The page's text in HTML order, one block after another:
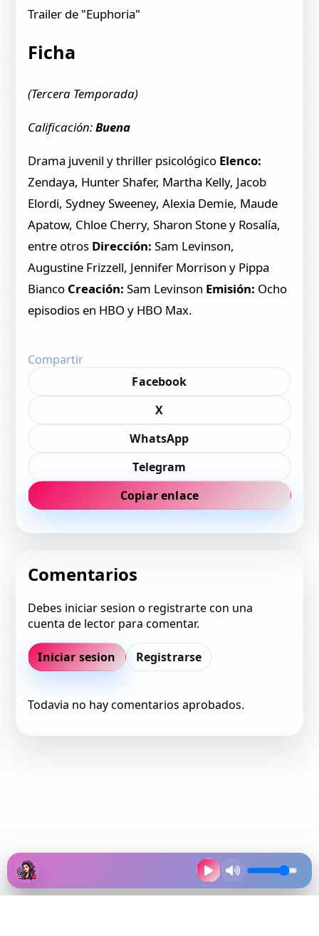
Trailer de "Euphoria"
Ficha
(Tercera Temporada)
Calificación:Buena
Drama juvenil y thriller psicológico Elenco:
Zendaya, Hunter Shafer, Martha Kelly, Jacob
Elordi, Sydney Sweeney, Alexia Demie, Maude
Apatow, Chloe Cherry, Sharon Stone y Rosalía,
entre otros Dirección: Sam Levinson,
Augustine Frizzell, Jennifer Morrison y Pippa
Bianco Creación: Sam Levinson Emisión: Ocho
episodios en HBO y HBO Max.
Compartir
Facebook
X
WhatsApp
Telegram
Copiar enlace
Comentarios
Debes iniciar sesion o registrarte con una
cuenta de lector para comentar.
Iniciar sesion Registrarse
Todavia no hay comentarios aprobados.